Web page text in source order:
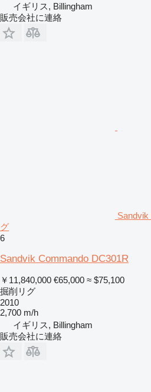
イギリス, Billingham
販売会社に連絡
Sandvik
グ
6
Sandvik Commando DC301R
￥11,840,000 €65,000 ≈ $75,100
掘削リグ
2010
2,700 m/h
イギリス, Billingham
販売会社に連絡